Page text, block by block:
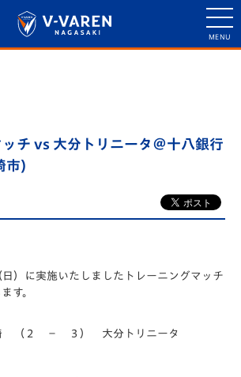
ッチ vs 大分トリニータ＠十八銀行
市)
）に実施いたしましたトレーニングマッチ
す。
（２ － ３） 大分トリニータ